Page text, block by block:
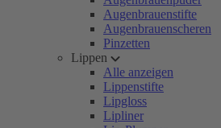
Augenbrauenstifte
Augenbrauenscheren
Pinzetten
Lippen
Alle anzeigen
Lippenstifte
Lipgloss
Lipliner